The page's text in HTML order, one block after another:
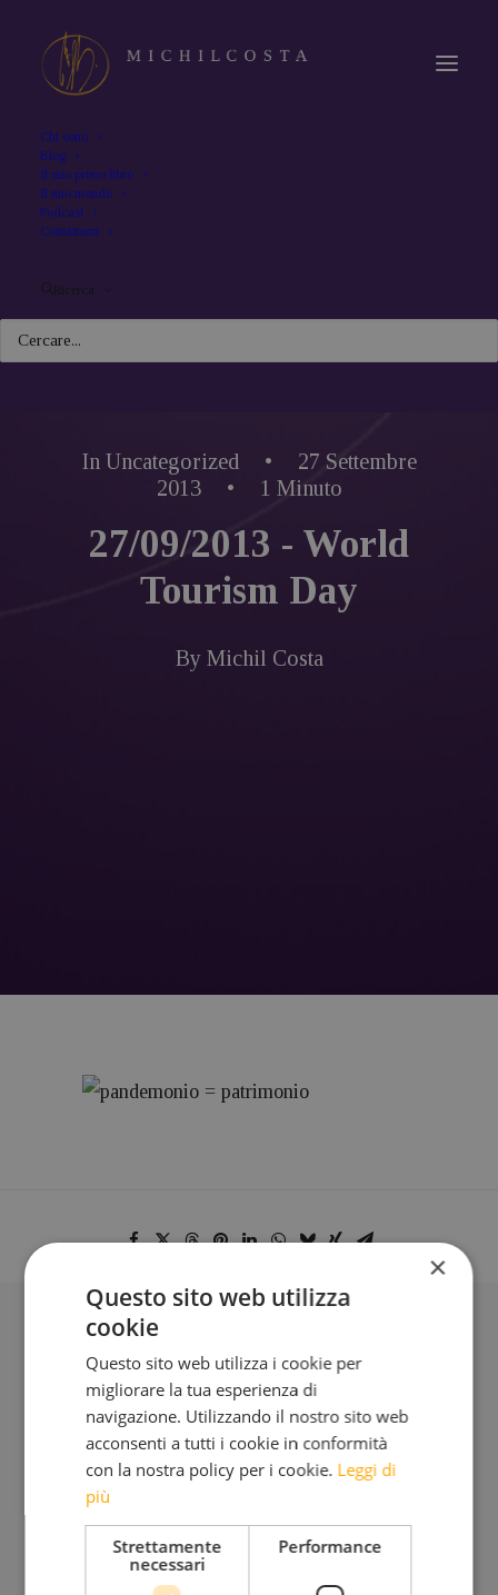
Chi sono
Blog
Il mio primo libro
Il mio mondo
Podcast
Contattami
Ricerca
In Uncategorized •
27 Settembre
2013
• 1 Minuto
27/09/2013 - World
Tourism Day
By Michil Costa
Iscriviti alla mia Newsletter
Bimensile
Riflessioni, provocazioni, bellezza da condividere insieme
×
Questo sito web utilizza
cookie
Questo sito web utilizza i cookie per
migliorare la tua esperienza di
navigazione. Utilizzando il nostro sito web
acconsenti a tutti i cookie in conformità
con la nostra policy per i cookie. Leggi di
più
Strettamente
necessari
Performance